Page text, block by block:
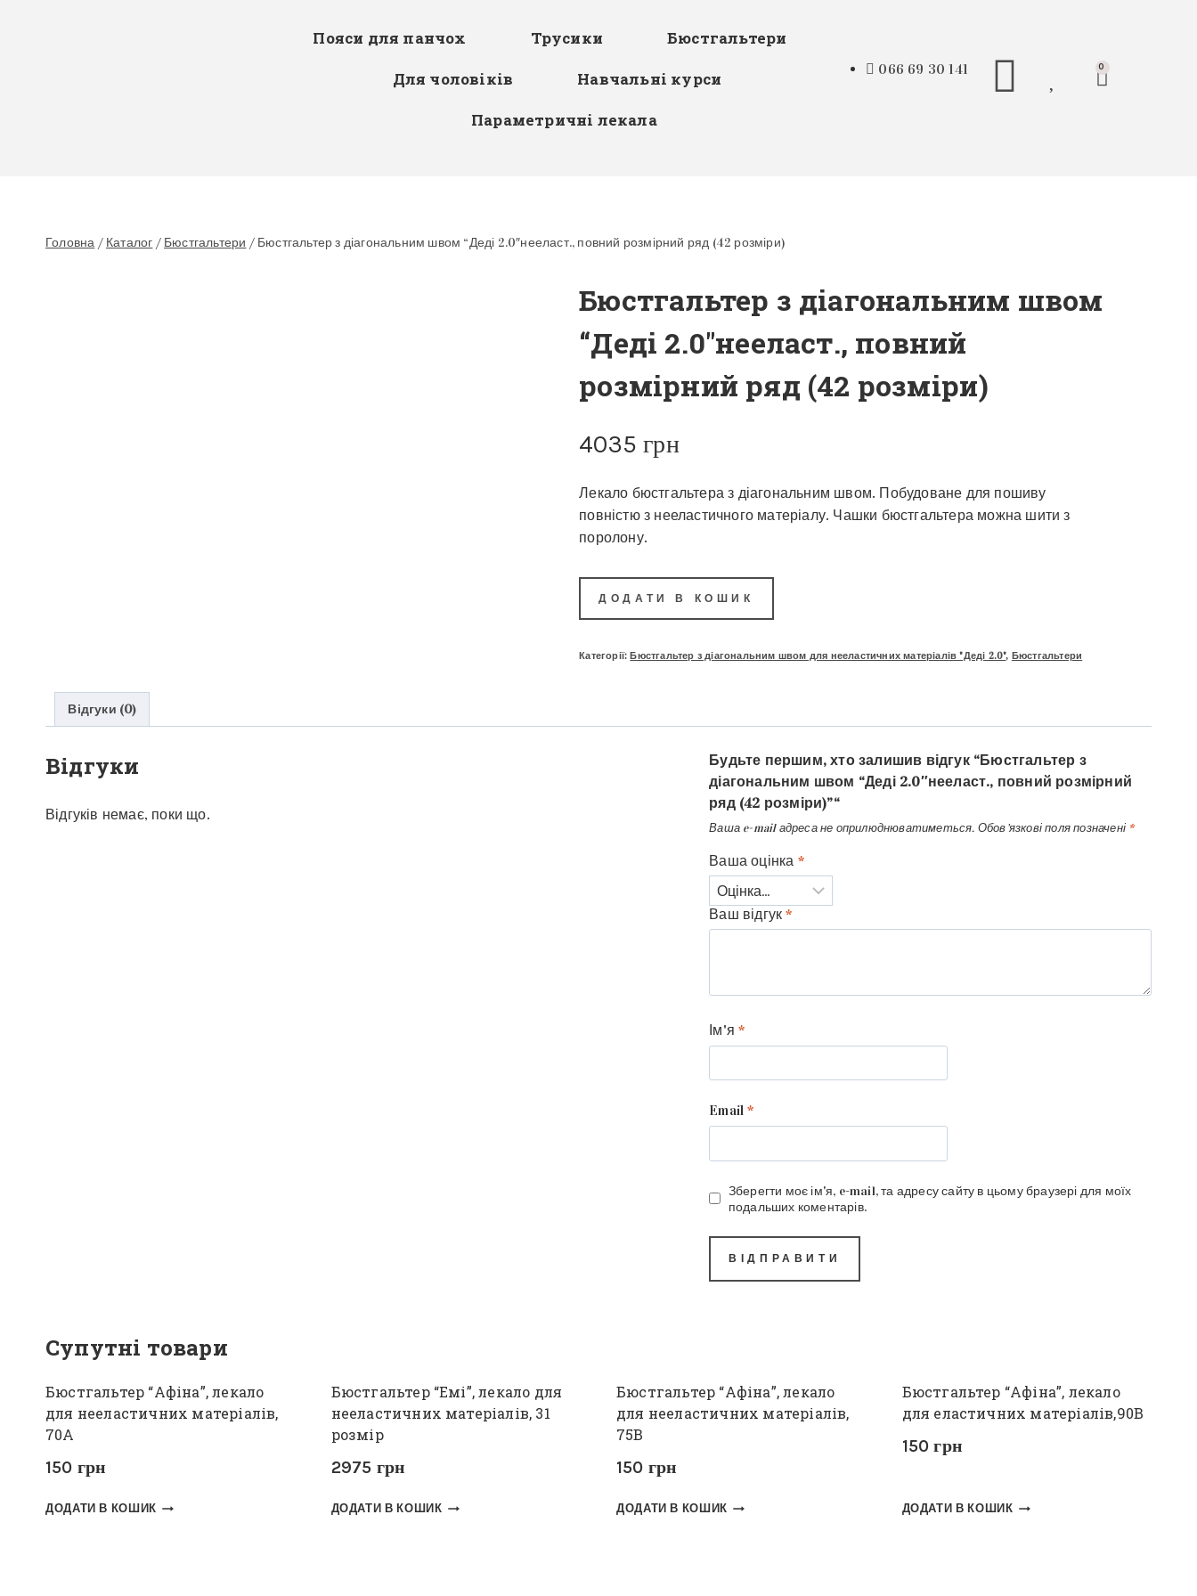
Пояси для панчох Трусики
Бюстгальтери
Для чоловіків
Навчальні курси
Параметричні лекала
066 69 30 141 0
Головна / Каталог / Бюстгальтери / Бюстгальтер з діагональним швом “Деді 2.0″нееласт., повний розмірний ряд (42 розміри)
Бюстгальтер з діагональним швом
“Деді 2.0″нееласт., повний
розмірний ряд (42 розміри)
4035грн
Лекало бюстгальтера з діагональним швом. Побудоване для пошиву
повністю з нееластичного матеріалу. Чашки бюстгальтера можна шити з
поролону.
ДОДАТИ В КОШИК
Категорії:Бюстгальтер з діагональним швом для нееластичних матеріалів "Деді 2.0", Бюстгальтери
Відгуки (0)
Відгуки
Відгуків немає, поки що.
Будьте першим, хто залишив відгук “Бюстгальтер з
діагональним швом “Деді 2.0″нееласт., повний розмірний
ряд (42 розміри)”“
Ваша e-mail адреса не оприлюднюватиметься. Обов’язкові поля позначені *
Ваша оцінка *
Ваш відгук*
Ім'я*
Email*
Зберегти моє ім'я, e-mail, та адресу сайту в цьому браузері для моїх
подальших коментарів.
Супутні товари
Бюстгальтер “Афіна”, лекало
для нееластичних матеріалів,
70А
150 грн
ДОДАТИ В КОШИК
Бюстгальтер “Емі”, лекало для
нееластичних матеріалів, 31
розмір
2975 грн
ДОДАТИ В КОШИК
Бюстгальтер “Афіна”, лекало
для нееластичних матеріалів,
75В
150 грн
ДОДАТИ В КОШИК
Бюстгальтер “Афіна”, лекало
для еластичних матеріалів,90В
150грн
ДОДАТИ В КОШИК